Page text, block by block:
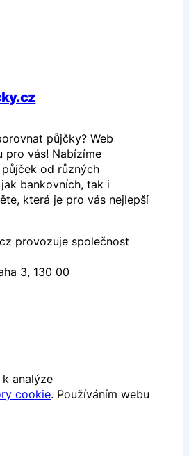
půjčky? Web
pro vás! Nabízíme
od různých
bankovních, tak i
která je pro vás nejlepší
provozuje společnost
3, 130 00
analýze
cookie. Používáním webu